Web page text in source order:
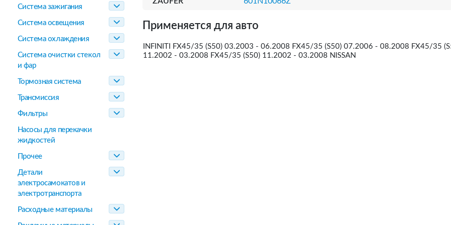
Система зажигания
Система освещения
Система охлаждения
Система очистки стекол
и фар
Тормозная система
Трансмиссия
Фильтры
Насосы для перекачки
жидкостей
Прочее
Детали
электросамокатов и
электротранспорта
Расходные материалы
Применяется для авто
INFINITI FX45/35 (S50) 03.2003 - 06.2008 FX45/35 (S50) 07.2006 - 08.2008 FX45/35
11.2002 - 03.2008 FX45/35 (S50) 11.2002 - 03.2008 NISSAN